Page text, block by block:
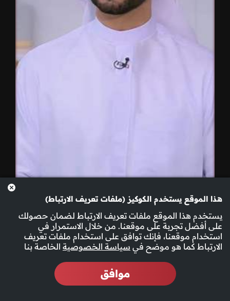
04-12-2025
هذا الموقع يستخدم الكوكيز (ملفات تعريف الارتباط)
يستخدم هذا الموقع ملفات تعريف الارتباط لضمان حصولك
على أفضل تجربة على موقعنا. من خلال الاستمرار في
استخدام موقعنا، فإنك توافق على استخدام ملفات تعريف
الارتباط كما هو موضح في سياسة الخصوصية الخاصة بنا
موافق